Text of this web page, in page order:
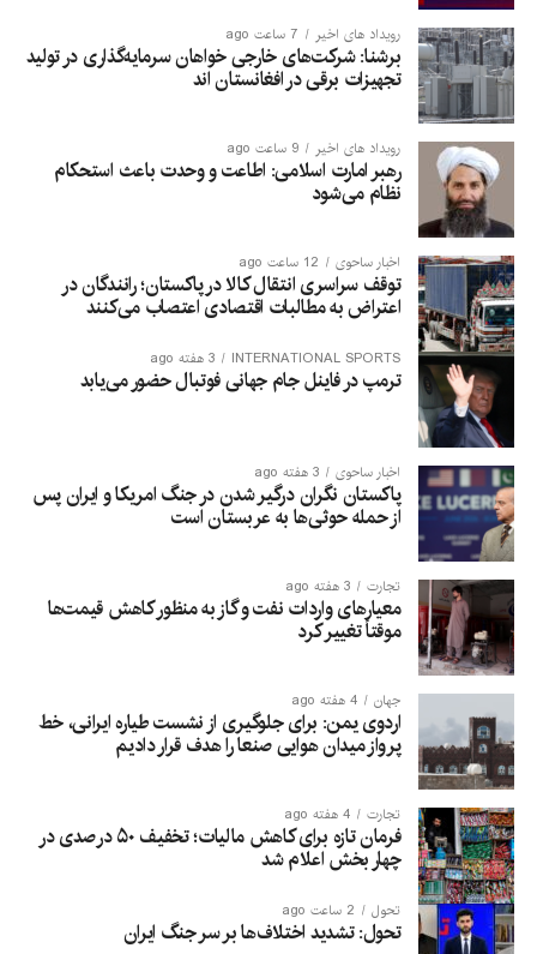
رویداد های اخیر 7 ساعت ago
برشنا: شرکت‌های خارجی خواهان سرمایه‌گذاری در تولید
تجهیزات برقی در افغانستان‌ اند
رویداد های اخیر 9 ساعت ago
رهبر امارت اسلامی: اطاعت و وحدت باعث استحکام
نظام می‌شود
اخبار ساحوی 12 ساعت ago
توقف سراسری انتقال کالا در پاکستان؛ رانندگان در
اعتراض به مطالبات اقتصادی اعتصاب می‌کنند
INTERNATIONAL SPORTS 3 هفته ago
ترمپ در فاینل جام جهانی فوتبال حضور می‌یابد
اخبار ساحوی 3 هفته ago
پاکستان نگران درگیر شدن در جنگ امریکا و ایران پس
از حمله حوثی‌ها به عربستان است
تجارت 3 هفته ago
معیارهای واردات نفت و گاز به منظور کاهش قیمت‌ها
موقتاً تغییر کرد
جهان 4 هفته ago
اردوی یمن: برای جلوگیری از نشست طیاره ایرانی، خط
پرواز میدان هوایی صنعا را هدف قرار دادیم
تجارت 4 هفته ago
فرمان تازه برای کاهش مالیات؛ تخفیف ۵۰ درصدی در
چهار بخش اعلام شد
تحول 2 ساعت ago
تحول: تشدید اختلاف‌ها بر سر جنگ ایران